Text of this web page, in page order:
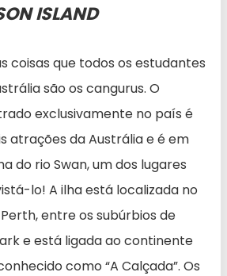
ISLAND
coisas que todos os estudantes
são os cangurus. O
exclusivamente no país é
atrações da Austrália e é em
do rio Swan, um dos lugares
lo! A ilha está localizada no
entre os subúrbios de
e está ligada ao continente
como “A Calçada”. Os